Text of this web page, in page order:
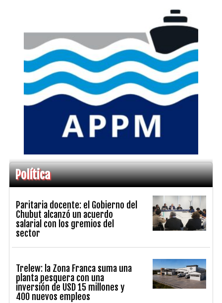
Política
Paritaria docente: el Gobierno del
Chubut alcanzó un acuerdo
salarial con los gremios del
sector
Trelew: la Zona Franca suma una
planta pesquera con una
inversión de USD 15 millones y
400 nuevos empleos